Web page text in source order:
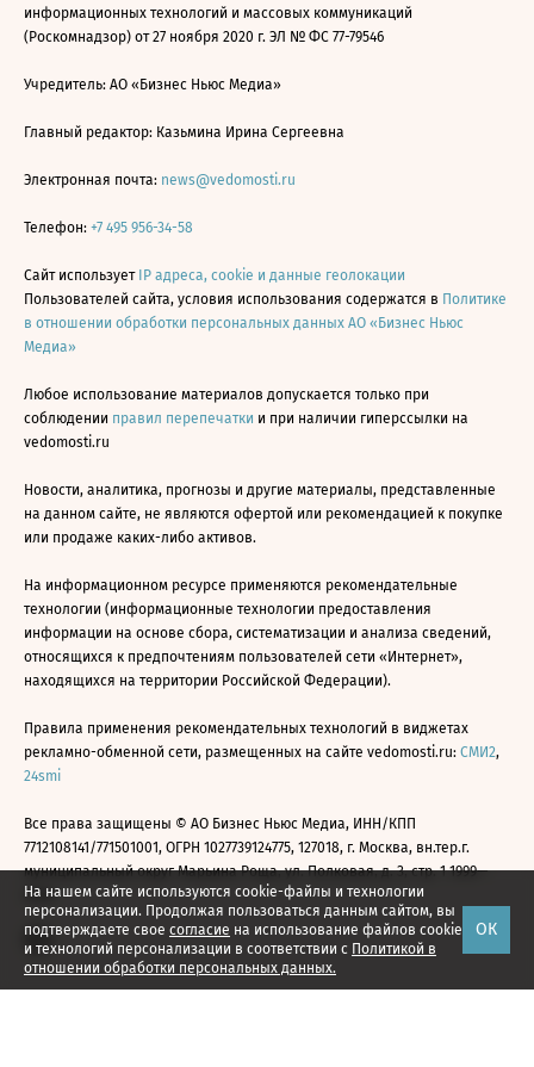
На нашем сайте используются cookie-файлы и технологии
персонализации. Продолжая пользоваться данным сайтом, вы
подтверждаете свое согласие на использование файлов cookie
и технологий персонализации в соответствии с Политикой в
отношении обработки персональных данных.
ОК
информационных технологий и массовых коммуникаций
(Роскомнадзор) от 27 ноября 2020 г. ЭЛ № ФС 77-79546
Учредитель: АО «Бизнес Ньюс Медиа»
Главный редактор: Казьмина Ирина Сергеевна
Электронная почта: news@vedomosti.ru
Телефон: +7 495 956-34-58
Сайт использует IP адреса, cookie и данные геолокации
Пользователей сайта, условия использования содержатся в Политике
в отношении обработки персональных данных АО «Бизнес Ньюс
Медиа»
Любое использование материалов допускается только при
соблюдении правил перепечатки и при наличии гиперссылки на
vedomosti.ru
Новости, аналитика, прогнозы и другие материалы, представленные
на данном сайте, не являются офертой или рекомендацией к покупке
или продаже каких-либо активов.
На информационном ресурсе применяются рекомендательные
технологии (информационные технологии предоставления
информации на основе сбора, систематизации и анализа сведений,
относящихся к предпочтениям пользователей сети «Интернет»,
находящихся на территории Российской Федерации).
Правила применения рекомендательных технологий в виджетах
рекламно-обменной сети, размещенных на сайте vedomosti.ru: СМИ2,
24smi
Все права защищены © АО Бизнес Ньюс Медиа, ИНН/КПП
7712108141/771501001, ОГРН 1027739124775, 127018, г. Москва, вн.тер.г.
муниципальный округ Марьина Роща, ул. Полковая, д. 3, стр. 1 1999—
2026